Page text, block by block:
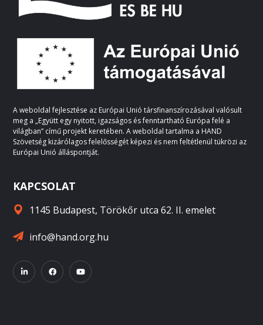
A weboldal fejlesztése az Európai Unió társfinanszírozásával valósult
meg a „Együtt egy nyitott, igazságos és fenntartható Európa felé a
világban” című projekt keretében. A weboldal tartalma a HAND
Szövetség kizárólagos felelősségét képezi és nem feltétlenül tükrözi az
Európai Unió álláspontját.
KAPCSOLAT
1145 Budapest, Törökőr utca 62. II. emelet
info@hand.org.hu